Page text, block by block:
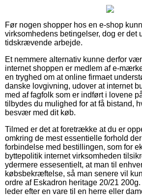
Før nogen shopper hos en e-shop
virksomhedens betingelser, dog er det
tidskrævende arbejde.
Et nemmere alternativ kunne derfor
internet shoppen er medlem af e-
en tryghed om at online firmaet
danske lovgivning, udover at internet
med af fagfolk som er indført i lovene
tilbydes du mulighed for at få bistand,
besvær med dit køb.
Tilmed er det at foretrække at du er
omkring de mest essentielle forhold
forbindelse med bestillingen, som for
byttepolitik internet virksomheden
ydermere essesentielt, at man til
købsbekræftelse, så man senere vil
ordre af Eskadron heritage 20/21
leder efter en vare til en herre eller